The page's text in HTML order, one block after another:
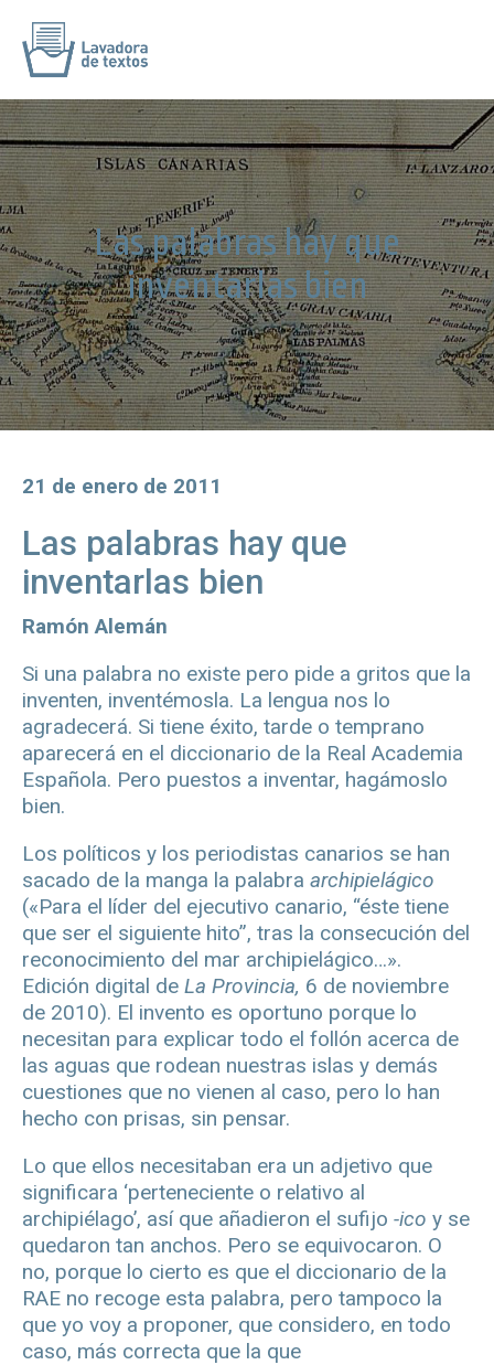
Las palabras hay que
inventarlas bien
21 de enero de 2011
Las palabras hay que
inventarlas bien
Ramón Alemán
Si una palabra no existe pero pide a gritos que la
inventen, inventémosla. La lengua nos lo
agradecerá. Si tiene éxito, tarde o temprano
aparecerá en el diccionario de la Real Academia
Española. Pero puestos a inventar, hagámoslo
bien.
Los políticos y los periodistas canarios se han
sacado de la manga la palabra archipielágico
(«Para el líder del ejecutivo canario, “éste tiene
que ser el siguiente hito”, tras la consecución del
reconocimiento del mar archipielágico…».
Edición digital de La Provincia, 6 de noviembre
de 2010). El invento es oportuno porque lo
necesitan para explicar todo el follón acerca de
las aguas que rodean nuestras islas y demás
cuestiones que no vienen al caso, pero lo han
hecho con prisas, sin pensar.
Lo que ellos necesitaban era un adjetivo que
significara ‘perteneciente o relativo al
archipiélago’, así que añadieron el sufijo -ico y se
quedaron tan anchos. Pero se equivocaron. O
no, porque lo cierto es que el diccionario de la
RAE no recoge esta palabra, pero tampoco la
que yo voy a proponer, que considero, en todo
caso, más correcta que la que